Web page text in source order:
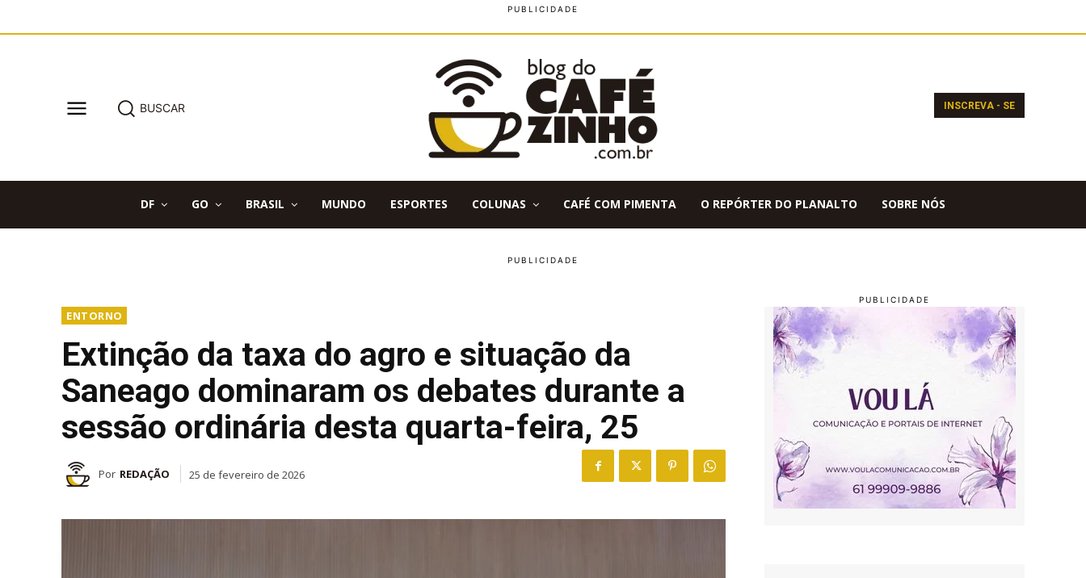
BUSCAR INSCREVA - SE
DF GO BRASIL MUNDO ESPORTES COLUNAS CAFÉ COM PIMENTA O REPÓRTER DO PLANALTO SOBRE NÓS
ENTORNO
Extinção da taxa do agro e situação da
Saneago dominaram os debates durante a
sessão ordinária desta quarta-feira, 25
Por REDAÇÃO 25 de fevereiro de 2026